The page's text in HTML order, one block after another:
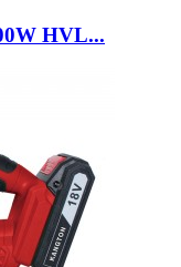
HVL...